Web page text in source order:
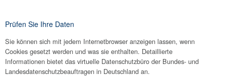
Prüfen Sie Ihre Daten
Sie können sich mit jedem Internetbrowser anzeigen lassen, wenn
Cookies gesetzt werden und was sie enthalten. Detaillierte
Informationen bietet das virtuelle Datenschutzbüro der Bundes- und
Landesdatenschutzbeauftragen in Deutschland an.